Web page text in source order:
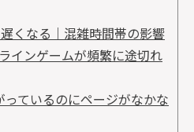
くなる｜混雑時間帯の影響
インゲームが頻繁に途切れ
ているのにページがなかな